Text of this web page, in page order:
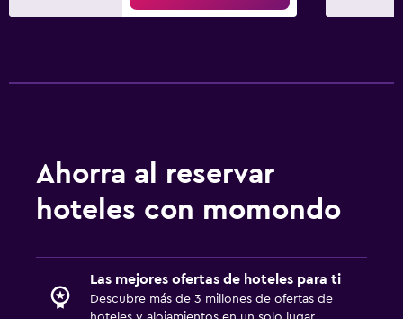
Ahorra al reservar
hoteles con momondo
Las mejores ofertas de hoteles para ti
Descubre más de 3 millones de ofertas de